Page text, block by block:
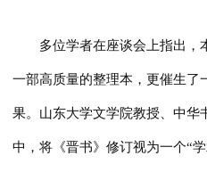
多位学者在座谈会上指出，
一部高质量的整理本，更催生了
果。山东大学文学院教授、中华
中，将《晋书》修订视为一个“